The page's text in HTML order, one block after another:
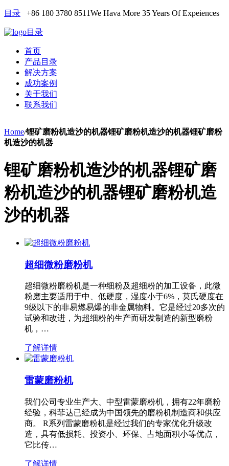
目录 +86 180 3780 8511We Hava More 35 Years Of Expeiences
目录
首页
产品目录
解决方案
成功案例
关于我们
联系我们
Home/锂矿磨粉机造沙的机器锂矿磨粉机造沙的机器锂矿磨粉
机造沙的机器
锂矿磨粉机造沙的机器锂矿磨
粉机造沙的机器锂矿磨粉机造
沙的机器
超细微粉磨粉机
超细微粉磨粉机是一种细粉及超细粉的加工设备，此微
粉磨主要适用于中、低硬度，湿度小于6%，莫氏硬度在
9级以下的非易燃易爆的非金属物料。它是经过20多次的
试验和改进，为超细粉的生产而研发制造的新型磨粉
机，…
了解详情
雷蒙磨粉机
我们公司专业生产大、中型雷蒙磨粉机，拥有22年磨粉
经验，科菲达已经成为中国领先的磨粉机制造商和供应
商。 R系列雷蒙磨粉机是经过我们的专家优化升级改
造，具有低损耗、投资小、环保、占地面积小等优点，
它比传…
了解详情